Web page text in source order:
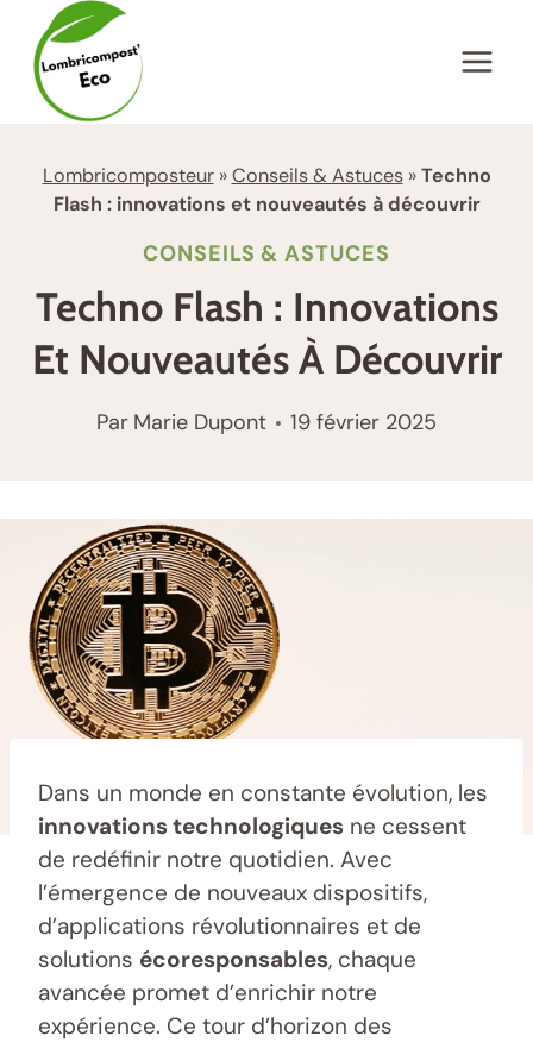
contenu
Lombricomposteur»Conseils & Astuces»Techno
Flash : innovations et nouveautés à découvrir
CONSEILS & ASTUCES
Techno Flash : Innovations
Et Nouveautés À Découvrir
Par Marie Dupont 19 février 2025
Dans un monde en constante évolution, les
innovations technologiques ne cessent
de redéfinir notre quotidien. Avec
l’émergence de nouveaux dispositifs,
d’applications révolutionnaires et de
solutions écoresponsables, chaque
avancée promet d’enrichir notre
expérience. Ce tour d’horizon des